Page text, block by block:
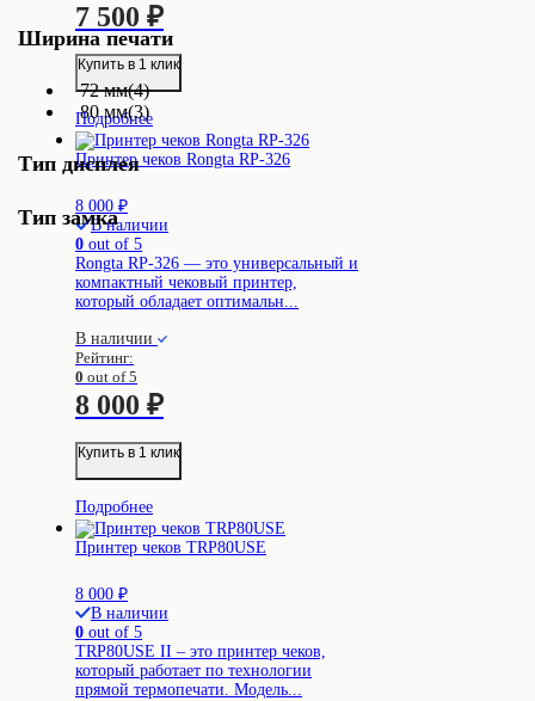
Ширина печати
72 мм(4)
80 мм(3)
Тип дисплея
Тип замка
7 500 ₽
Купить в 1 клик
Подробнее
Принтер чеков Rongta RP-326
8 000 ₽
В наличии
0 out of 5
Rongta RP-326 — это универсальный и
компактный чековый принтер,
который обладает оптимальн...
В наличии
Рейтинг:
0 out of 5
8 000 ₽
Купить в 1 клик
Подробнее
Принтер чеков TRP80USE
8 000 ₽
В наличии
0 out of 5
TRP80USE II – это принтер чеков,
который работает по технологии
прямой термопечати. Модель...